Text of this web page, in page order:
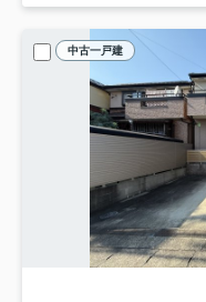
中古一戸建